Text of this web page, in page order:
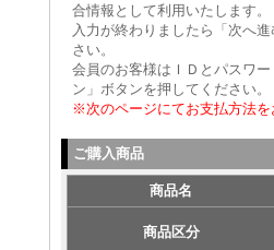
合情報として利用いたします。
入力が終わりましたら「次へ
さい。
会員のお客様はＩＤとパスワ
ン」ボタンを押してください。
※次のページにてお支払方法を
ご購入商品
商品名
商品区分